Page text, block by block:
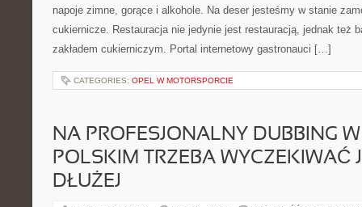
napoje zimne, gorące i alkohole. Na deser jesteśmy w stanie
cukiernicze. Restauracja nie jedynie jest restauracją, jednak też
zakładem cukierniczym. Portal internetowy gastronauci […]
CATEGORIES: OPEL W MOTORSPORCIE
NA PROFESJONALNY DUBBING
POLSKIM TRZEBA WYCZEKIWAĆ
DŁUŻEJ